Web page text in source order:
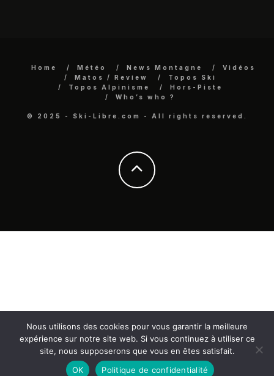
Home Météo News Montagne
Vidéos
Matos / Review
Topos Ski
Topos Alpinisme
Hors-Piste
Who’s who ?
© 2025 - Ski-Libre.com - All rights reserved.
Nous utilisons des cookies pour vous garantir la meilleure
expérience sur notre site web. Si vous continuez à utiliser ce
site, nous supposerons que vous en êtes satisfait.
OK
Politique de confidentialité